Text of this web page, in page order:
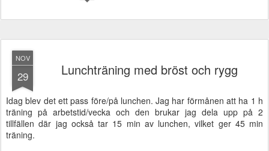
NOV
29 Lunchträning med bröst och rygg
Idag blev det ett pass före/på lunchen. Jag har förmånen att ha 1 h
träning på arbetstid/vecka och den brukar jag dela upp på 2
tillfällen där jag också tar 15 min av lunchen, vilket ger 45 min
träning.